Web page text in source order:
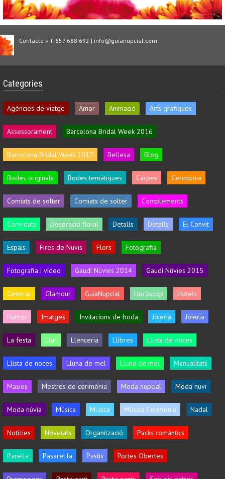
Contacte » T. 657 688 692 | info@guianupcial.com
Categories
Agències de viatge Amor Animació Arts gràfiques
Assessorament Barcelona Bridal Week 2016
Barcelona Bridal Week 2017 Bellesa Blog
Bodes originals Bodes temàtiques Carpes Cerimònia
Comiats de solter Comiats de solter Complements
Convidats Decoració floral Detalls Detalls El Convit
Espais Fires de Nuvis Flors Fotografia
Fotografia i vídeo Gaudí Núvies 2014 Gaudí Núvies 2015
General Glamour GuiaNupcial Horòscop Hotels
Humor Imatges Invitacions de boda Joieria Joieria
La festa Llar Llenceria Llibres Llista de noces
Llista de noces Lluna de mel Lluna de mel Manualitats
Masies Mestres de cerimònia Moda nupcial Moda nuvi
Moda núvia Música Música Música Cerimònia Nadal
Notícies Novetats Organització Packs romàntics
Parella Pasarel·la Pastís Portes Obertes